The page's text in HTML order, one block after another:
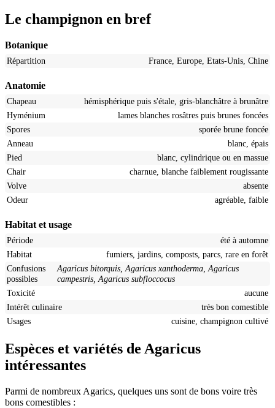
Le champignon en bref
Botanique
Répartition France, Europe, Etats-Unis, Chine
Anatomie
Chapeau
hémisphérique puis s'étale, gris-blanchâtre à brunâtre
Hyménium
lames blanches rosâtres puis brunes foncées
Spores
sporée brune foncée
Anneau
blanc, épais
Pied
blanc, cylindrique ou en massue
Chair
charnue, blanche faiblement rougissante
Volve
absente
Odeur
agréable, faible
Habitat et usage
Période
été à automne
Habitat
fumiers, jardins, composts, parcs, rare en forêt
Confusions
possibles
Agaricus bitorquis, Agaricus xanthoderma, Agaricus
campestris, Agaricus subfloccocus
Toxicité
aucune
Intérêt culinaire
très bon comestible
Usages
cuisine, champignon cultivé
Espèces et variétés de Agaricus
intéressantes
Parmi de nombreux Agarics, quelques uns sont de bons voire très
bons comestibles :